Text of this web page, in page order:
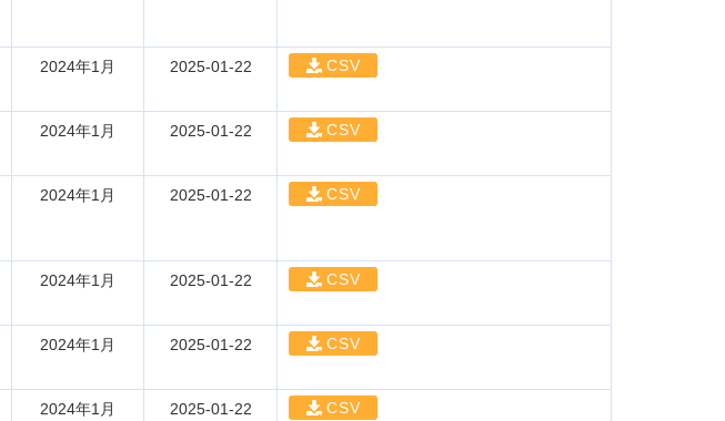
2024年1月 2025-01-22 CSV
2024年1月 2025-01-22 CSV
2024年1月 2025-01-22 CSV
2024年1月 2025-01-22 CSV
2024年1月 2025-01-22 CSV
2024年1月 2025-01-22 CSV